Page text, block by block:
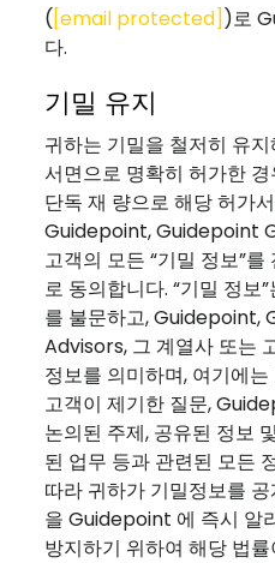
([email protected] )로
다.
기밀 유지
귀하는 기밀을 철저히 유
서면으로 명확히 허가한
단독 재 량으로 해당 허가
Guidepoint, Guidepoint
고객의 모든 “기밀 정보”
로 동의합니다. “기밀 정보
를 불문하고,
Advisors, 그 계열사 또는
정보를 의미하며, 여기에
고객이 제기한 질문,
논의된 주제, 공유된 정보
된 업무 등과 관련된 모든
따라 귀하가 기밀정보를
을 Guidepoint 에 즉시 알
방지하기 위하여 해당 법